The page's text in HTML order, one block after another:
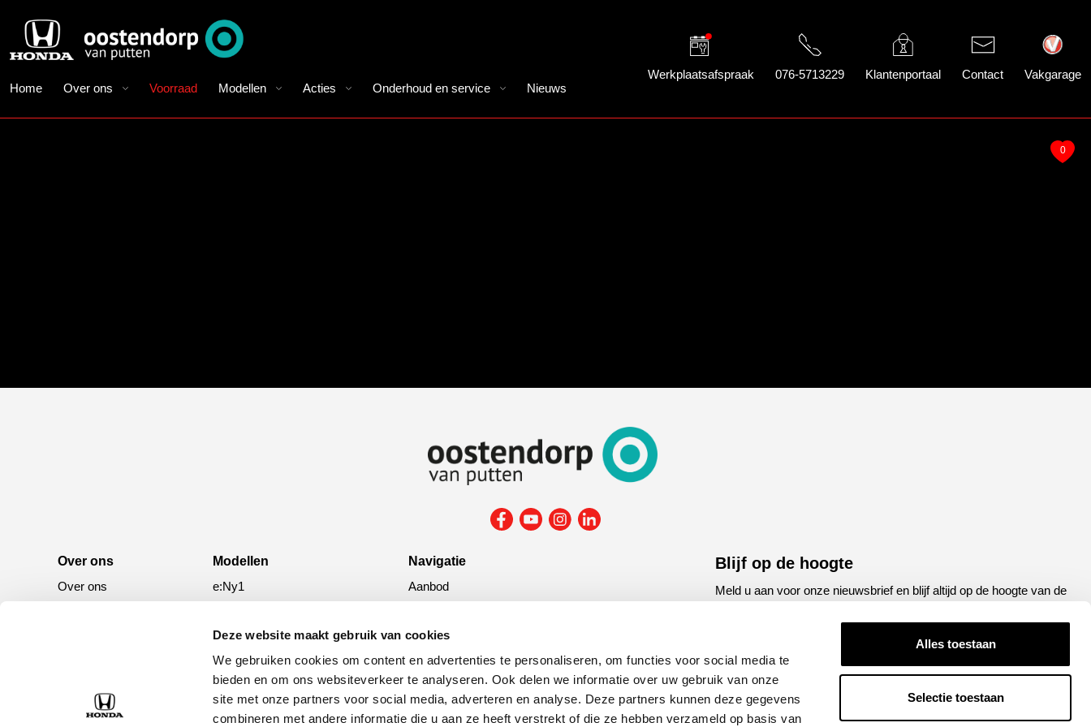
Deze website maakt gebruik van cookies
We gebruiken cookies om content en advertenties te personaliseren, om functies voor social media te
bieden en om ons websiteverkeer te analyseren. Ook delen we informatie over uw gebruik van onze
site met onze partners voor social media, adverteren en analyse. Deze partners kunnen deze gegevens
combineren met andere informatie die u aan ze heeft verstrekt of die ze hebben verzameld op basis van
Alles toestaan
Selectie toestaan
Home Over ons Voorraad Modellen Acties Onderhoud en service Nieuws
Werkplaatsafspraak 076-5713229 Klantenportaal Contact Vakgarage
0
Over ons
Over ons
Modellen
e:Ny1
CR-V e:HEV &
e:PHEV
HR-V e:HEV
Civic e:HEV
Jazz e:HEV
Navigatie
Aanbod
Verzekering
Blijf op de hoogte
Meld u aan voor onze nieuwsbrief en blijf altijd op de hoogte van de
mailadres
CAPTCHA